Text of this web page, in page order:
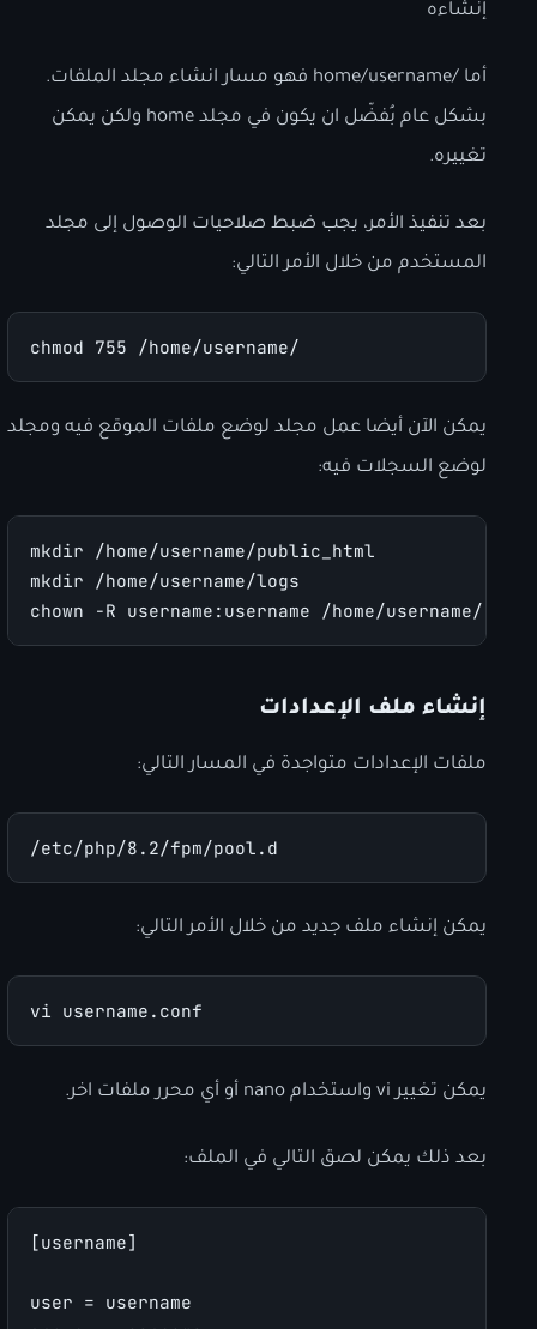
إنشاءه
أما /home/username فهو مسار انشاء مجلد الملفات.
بشكل عام بُفضّل ان يكون في مجلد home ولكن يمكن
تغييره.
بعد تنفيذ الأمر، يجب ضبط صلاحيات الوصول إلى مجلد
المستخدم من خلال الأمر التالي:
chmod 755 /home/username/
يمكن الآن أيضا عمل مجلد لوضع ملفات الموقع فيه ومجلد
لوضع السجلات فيه:
mkdir /home/username/public_html
mkdir /home/username/logs
chown -R username:username /home/username/
إنشاء ملف الإعدادات
ملفات الإعدادات متواجدة في المسار التالي:
/etc/php/8.2/fpm/pool.d
يمكن إنشاء ملف جديد من خلال الأمر التالي:
vi username.conf
يمكن تغيير vi واستخدام nano أو أي محرر ملفات اخر.
بعد ذلك يمكن لصق التالي في الملف:
[username]
user = username